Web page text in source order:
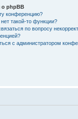
phpBB
конференцию?
такой-то функции?
по вопросу
с администратором